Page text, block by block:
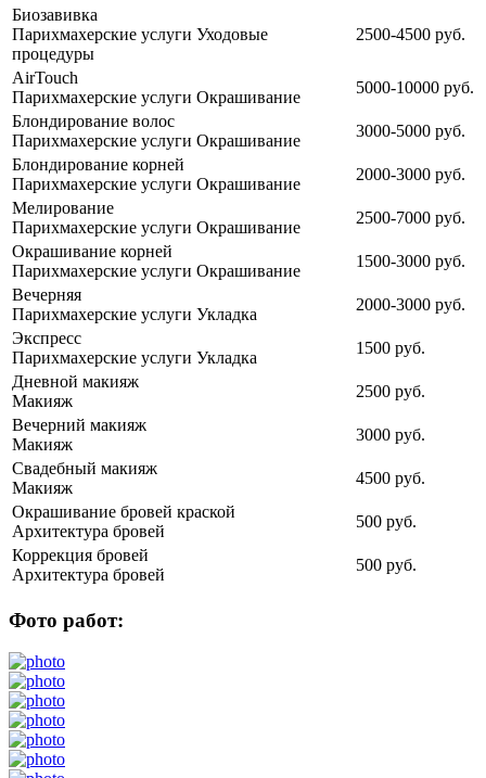
Биозавивка
Парихмахерские услуги Уходовые
процедуры
2500-4500 руб.
AirTouch
Парихмахерские услуги Окрашивание
5000-10000 руб.
Блондирование волос
Парихмахерские услуги Окрашивание
3000-5000 руб.
Блондирование корней
Парихмахерские услуги Окрашивание
2000-3000 руб.
Мелирование
Парихмахерские услуги Окрашивание
2500-7000 руб.
Окрашивание корней
Парихмахерские услуги Окрашивание
1500-3000 руб.
Вечерняя
Парихмахерские услуги Укладка
2000-3000 руб.
Экспресс
Парихмахерские услуги Укладка
1500 руб.
Дневной макияж
Макияж
2500 руб.
Вечерний макияж
Макияж
3000 руб.
Свадебный макияж
Макияж
4500 руб.
Окрашивание бровей краской
Архитектура бровей
500 руб.
Коррекция бровей
Архитектура бровей
500 руб.
Фото работ: